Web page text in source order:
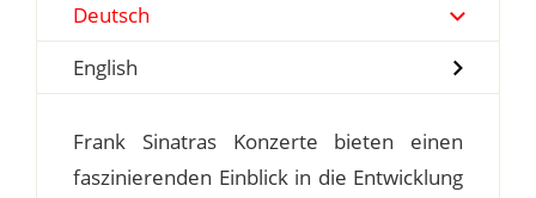
Deutsch
English
Frank Sinatras Konzerte bieten einen
faszinierenden Einblick in die Entwicklung